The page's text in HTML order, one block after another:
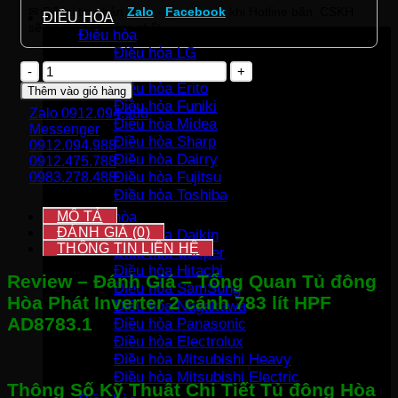
ĐIỀU HÒA
Điều hòa
Điều hòa LG
Điều hòa Erito
Điều hòa Funiki
Điều hòa Midea
Điều hòa Sharp
Điều hòa Dairry
Điều hòa Fujitsu
Điều hòa Toshiba
Điều hòa
Điều hòa Daikin
Điều hòa Casper
Điều hòa Hitachi
Điều hòa SamSung
Điều hòa Nagakawa
Điều hòa Panasonic
Điều hòa Electrolux
Điều hòa Mitsubishi Heavy
Điều hòa Mitsubishi Electric
✉ Để lại tin nhắn Zalo Facebook
sẽ hỗ trợ bạn sớm nhất.
Tủ
đông
Hòa
Phát
Inverter
2
cánh
783
HPF
AD8783.1
số
lượng
Thêm vào giỏ hàng
Zalo 0912.094.988
Messenger
0912.094.988
0912.475.788
0983.278.488
MÔ TẢ
ĐÁNH GIÁ (0)
THÔNG TIN LIÊN HỆ
Review – Đánh Giá – Tổng Quan Tủ đông
Hòa Phát Inverter 2 cánh 783 lít HPF
AD8783.1
Thông Số Kỹ Thuật Chi Tiết Tủ đông Hòa